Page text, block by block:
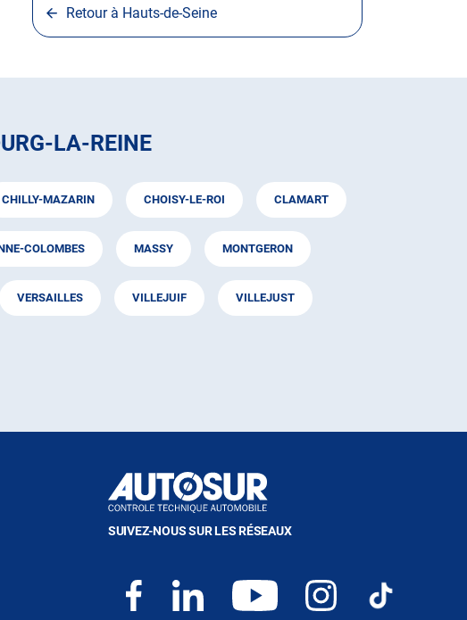
Retour à Hauts-de-Seine
LA-REINE
CHILLY-MAZARIN CHOISY-LE-ROI CLAMART
COLOMBES MASSY MONTGERON
VERSAILLES VILLEJUIF VILLEJUST
SUIVEZ-NOUS SUR LES RÉSEAUX